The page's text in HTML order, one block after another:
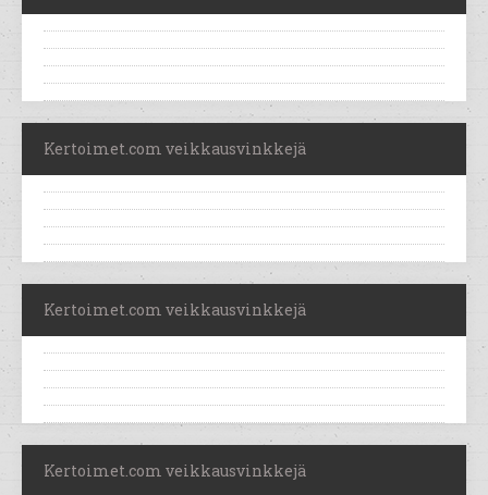
Kertoimet.com veikkausvinkkejä
Kertoimet.com veikkausvinkkejä
Kertoimet.com veikkausvinkkejä